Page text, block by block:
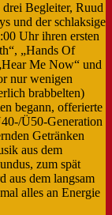
drei Begleiter, Ruud
und der schlaksige
Uhr ihren ersten
„Hands Of
Me Now“ und
nur wenigen
brabbelten)
begann, offerierte
Ü50-Generation
Getränken
aus dem
zum spät
aus dem langsam
alles an Energie